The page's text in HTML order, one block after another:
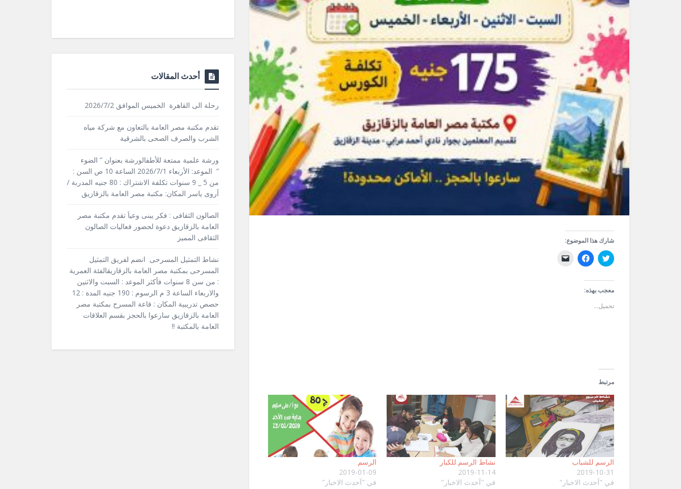
شارك هذا الموضوع:
اضغط
للمشاركة
(فتح
في
نافذة
انقر
للمشاركة
معجب بهذه:
تحميل...
مرتبط
الرسم للشباب
2019-10-31
في "آحدث الاخبار"
نشاط الرسم للكبار
2019-11-14
في "آحدث الاخبار"
الرسم
2019-01-09
في "آحدث الاخبار"
أحدث المقالات
رحلة الى القاهرة الخميس الموافق 2026/7/2
تقدم مكتبة مصر العامة بالتعاون مع شركة مياه
الشرب والصرف الصحى بالشرقية
ورشة علمية ممتعة للأطفالورشة بعنوان ” الضوء
” الموعد: الأربعاء 2026/7/1 الساعة 10 ص السن :
من 5 _ 9 سنوات تكلفة الاشتراك : 80 جنيه المدربة /
أروى ياسر المكان: مكتبة مصر العامة بالزقازيق
الصالون الثقافى : فكر يبنى وعياَ تقدم مكتبة مصر
العامة بالزقازيق دعوة لحضور فعاليات الصالون
الثقافى المميز
نشاط التمثيل المسرحى انضم لفريق التمثيل
المسرحى بمكتبة مصر العامة بالزقازيقالفئة العمرية
: من سن 8 سنوات فأكثر الموعد : السبت والاثنين
والاربعاء الساعة 3 م الرسوم : 190 جنيه المدة : 12
حصص تدريبية المكان : قاعة المسرح بمكتبة مصر
العامة بالزقازيق سارعوا بالحجز بقسم العلاقات
العامة بالمكتبة !!